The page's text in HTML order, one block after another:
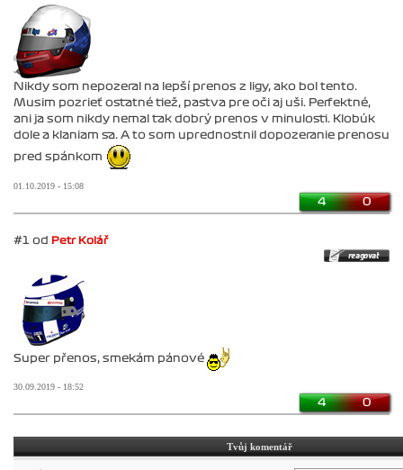
Nikdy som nepozeral na lepší prenos z ligy, ako bol tento.
Musim pozrieť ostatné tiež, pastva pre oči aj uši. Perfektné,
ani ja som nikdy nemal tak dobrý prenos v minulosti. Klobúk
dole a klaniam sa. A to som uprednostnil dopozeranie prenosu
pred spánkom
01.10.2019 - 15:08
4 0
#1 od Petr Kolář
Super přenos, smekám pánové
30.09.2019 - 18:52
4 0
Tvůj komentář